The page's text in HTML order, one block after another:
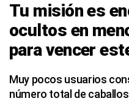
Tu misión es
ocultos en
para vencer
Muy pocos usuarios
número total de